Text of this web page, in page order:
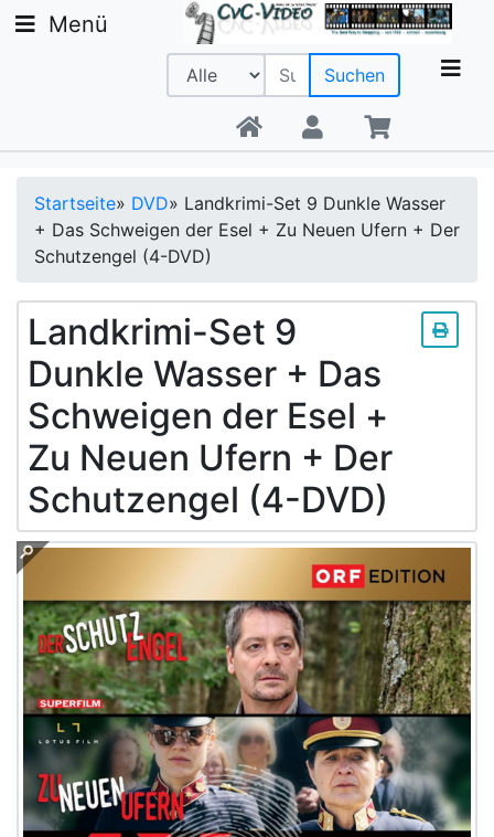
Beratung +49 9142 20 08 56
Menü
Suchen
Startseite» DVD» Landkrimi-Set 9 Dunkle Wasser
+ Das Schweigen der Esel + Zu Neuen Ufern + Der
Schutzengel (4-DVD)
Landkrimi-Set 9
Dunkle Wasser + Das
Schweigen der Esel +
Zu Neuen Ufern + Der
Schutzengel (4-DVD)